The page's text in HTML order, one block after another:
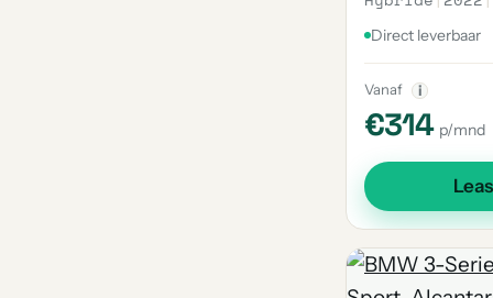
Direct leverbaar
Vanaf i
€314 p/mnd